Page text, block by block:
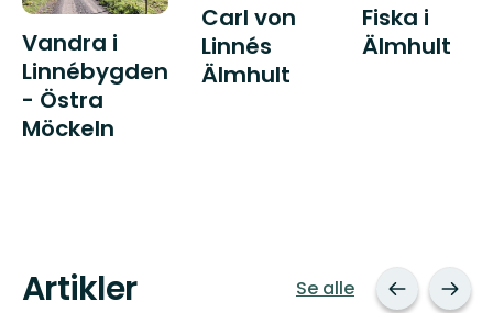
Vandra i
Linnébygden
- Östra
Möckeln
Carl von
Linnés
Älmhult
Fiska i
Älmhult
Artikler Se alle